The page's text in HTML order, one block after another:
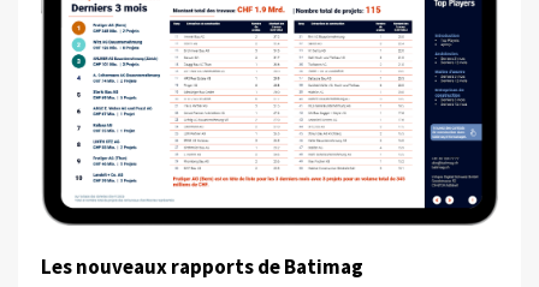
Les nouveaux rapports de Batimag